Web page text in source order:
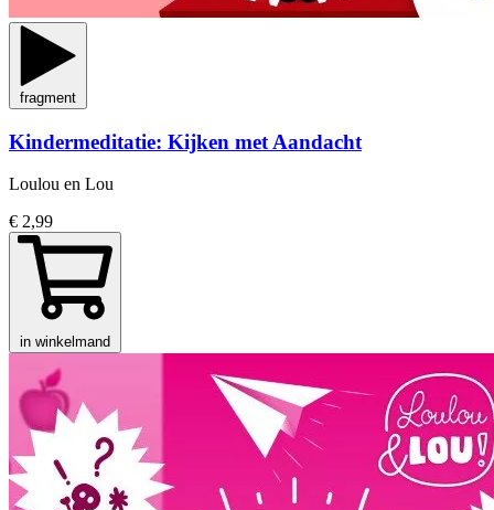
fragment
Kindermeditatie: Kijken met Aandacht
Loulou en Lou
€ 2,99
in winkelmand